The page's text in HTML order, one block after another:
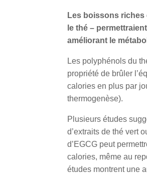
Les boissons riches
le thé –
améliorant le
Les polyphénols du
propriété de brûler
calories en plus par
thermogenèse).
Plusieurs études
d’extraits de thé vert
d’EGCG peut
calories, même au
études montrent une